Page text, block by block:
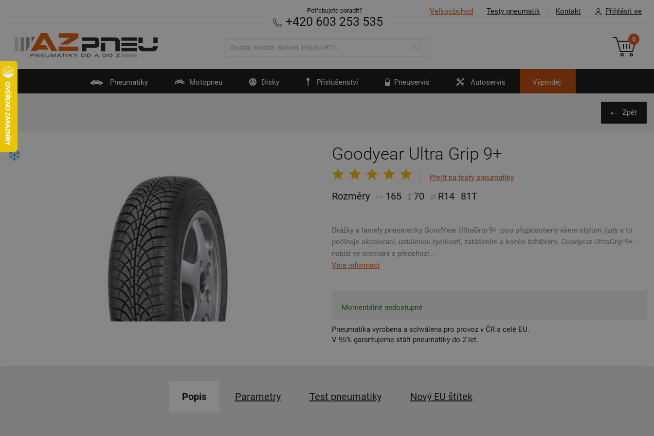
Velkoobchod Testy pneumatik Kontakt Přihlásit se
Potřebujete poradit?
+420 603 253 535
0
Pneumatiky Motopneu Disky Příslušenství Pneuservis Autoservis Výprodej
Zpět
Goodyear Ultra Grip 9+
Přejít na testy pneumatiky
Rozměry 165 70 R14 81T
Drážky a lamely pneumatiky GoodYear UltraGrip 9+ jsou přizpůsobeny všem stylům jízdy a to
počínaje akcelerací, ustálenou rychlostí, zatáčením a konče bržděním. Goodyear UltraGrip 9+
nabízí ve srovnání s předchozí...
Více informací
Momentálně nedostupné
Pneumatika vyrobena a schválena pro provoz v ČR a celé EU.
V 95% garantujeme stáří pneumatiky do 2 let.
Popis Parametry Test pneumatiky Nový EU štítek